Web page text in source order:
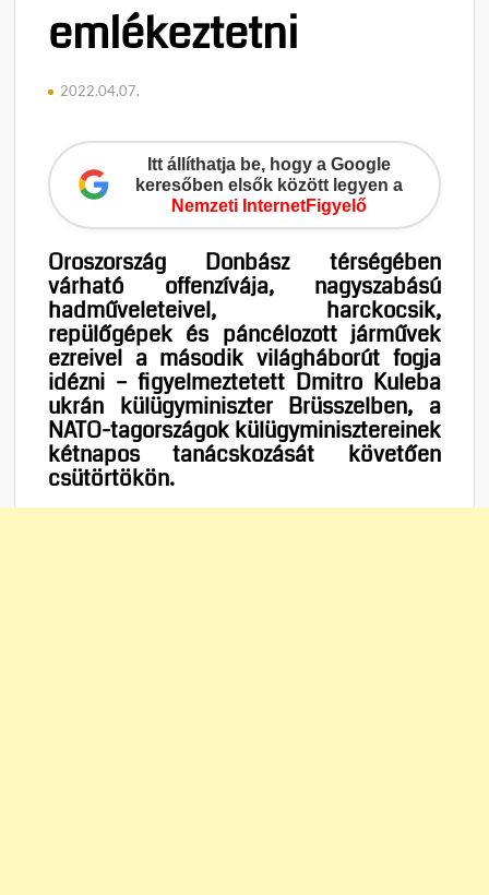
emlékeztetni
2022.04.07.
Itt állíthatja be, hogy a Google
keresőben elsők között legyen a
Nemzeti InternetFigyelő
Oroszország Donbász térségében
várható offenzívája, nagyszabású
hadműveleteivel, harckocsik,
repülőgépek és páncélozott járművek
ezreivel a második világháborút fogja
idézni – figyelmeztetett Dmitro Kuleba
ukrán külügyminiszter Brüsszelben, a
NATO-tagországok külügyminisztereinek
kétnapos tanácskozását követően
csütörtökön.